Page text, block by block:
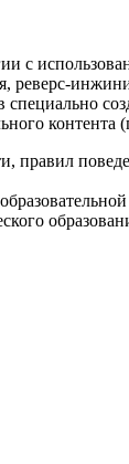
с
реверс-
правил